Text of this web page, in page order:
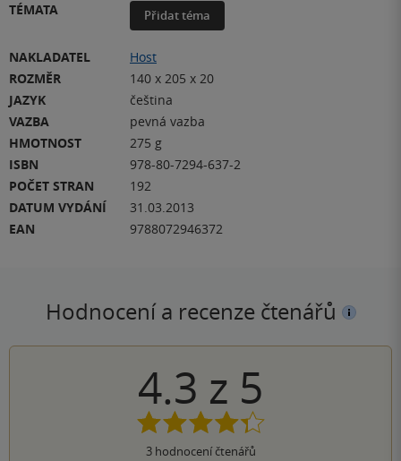
TÉMATA
Přidat téma
NAKLADATEL
Host
ROZMĚR
140 x 205 x 20
JAZYK
čeština
VAZBA
pevná vazba
HMOTNOST
275 g
ISBN
978-80-7294-637-2
POČET STRAN
192
DATUM VYDÁNÍ
31.03.2013
EAN
9788072946372
Hodnocení a recenze čtenářů
4.3 z 5
3hodnocení čtenářů